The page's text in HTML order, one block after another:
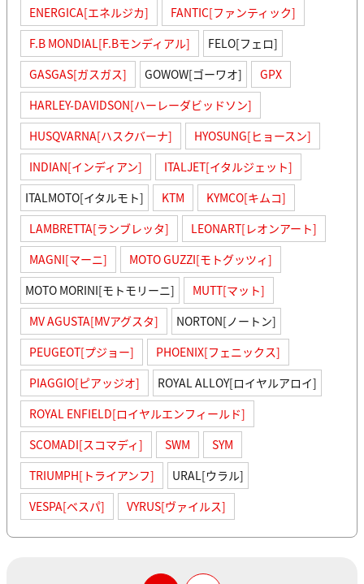
ENERGICA[エネルジカ]
FANTIC[ファンティック]
F.B MONDIAL[F.Bモンディアル]
FELO[フェロ]
GASGAS[ガスガス]
GOWOW[ゴーワオ]
GPX
HARLEY-DAVIDSON[ハーレーダビッドソン]
HUSQVARNA[ハスクバーナ]
HYOSUNG[ヒョースン]
INDIAN[インディアン]
ITALJET[イタルジェット]
ITALMOTO[イタルモト]
KTM
KYMCO[キムコ]
LAMBRETTA[ランブレッタ]
LEONART[レオンアート]
MAGNI[マーニ]
MOTO GUZZI[モトグッツィ]
MOTO MORINI[モトモリーニ]
MUTT[マット]
MV AGUSTA[MVアグスタ]
NORTON[ノートン]
PEUGEOT[プジョー]
PHOENIX[フェニックス]
PIAGGIO[ピアッジオ]
ROYAL ALLOY[ロイヤルアロイ]
ROYAL ENFIELD[ロイヤルエンフィールド]
SCOMADI[スコマディ]
SWM
SYM
TRIUMPH[トライアンフ]
URAL[ウラル]
VESPA[ベスパ]
VYRUS[ヴァイルス]